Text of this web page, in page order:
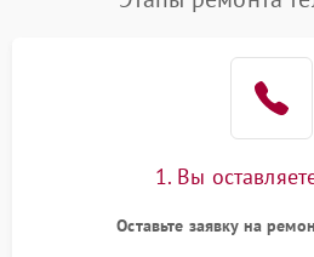
1. Вы
Оставьте заявку на